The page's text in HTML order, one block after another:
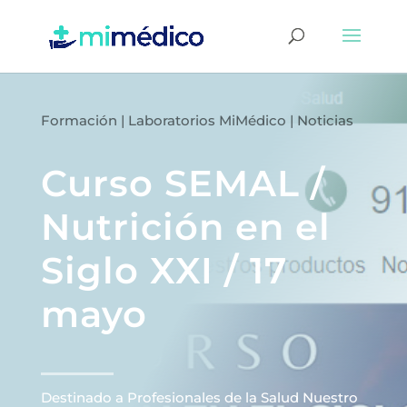
Formación | Laboratorios MiMédico | Noticias
Curso SEMAL /
Nutrición en el
Siglo XXI / 17
mayo
Destinado a Profesionales de la Salud Nuestro